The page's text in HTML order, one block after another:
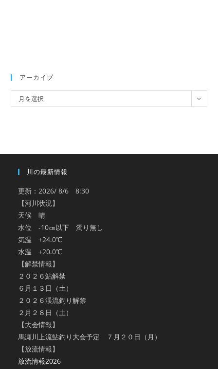
アーカイブ
ー
月を選択
川の最新情報
更新：2026/ 8/6 8:30
【河川状況】
天候 晴
水位 -10㎝以下 濁り無し
気温 +24.0℃
水温 +20.0℃
【解禁情報】
２０２６鮎解禁
６月１３日（土）
２０２６渓流釣り解禁
２月２８日（土）
【大会情報】
馬瀬川上流鮎釣り大会予定 ７月２０日（月）
【放流情報】
放流情報2026